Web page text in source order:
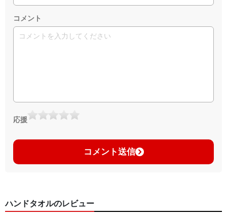
コメント
応援
コメント送信
ハンドタオルのレビュー